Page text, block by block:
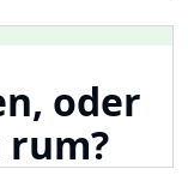
oder
rum?